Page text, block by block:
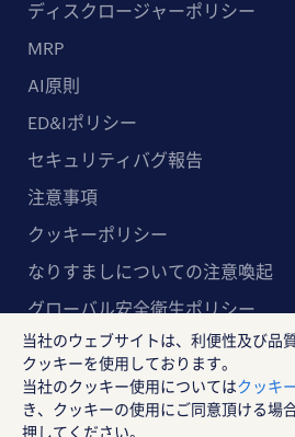
ディスクロージャーポリシー
MRP
AI原則
ED&Iポリシー
セキュリティバグ報告
注意事項
クッキーポリシー
なりすましについての注意喚起
グローバル安全衛生ポリシー
マルチステークホルダー方針
ランスタッド株式会社
〒102-8578 東京都千代田区紀
当社のウェブサイトは、利便性及び品
クッキーを使用しております。
当社のクッキー使用についてはクッキ
き、クッキーの使用にご同意頂ける場
押してください。